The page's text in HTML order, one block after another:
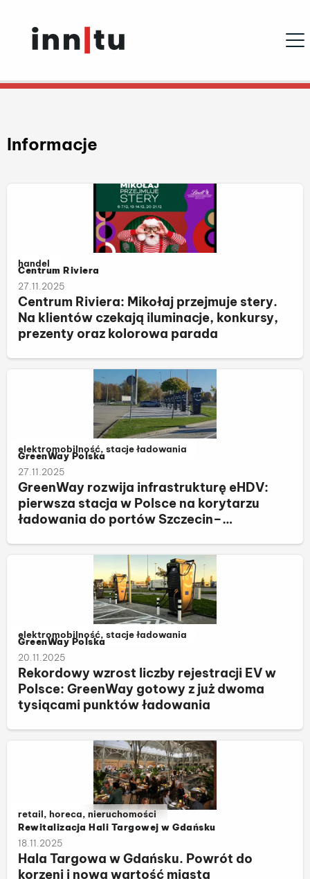
Informacje
Należy do kategorii:
handel
Centrum Riviera
27.11.2025
Centrum Riviera: Mikołaj przejmuje stery.
Na klientów czekają iluminacje, konkursy,
prezenty oraz kolorowa parada
Należy do kategorii:
elektromobilność, stacje ładowania
GreenWay Polska
27.11.2025
GreenWay rozwija infrastrukturę eHDV:
pierwsza stacja w Polsce na korytarzu
ładowania do portów Szczecin–
Należy do kategorii:
elektromobilność, stacje ładowania
GreenWay Polska
20.11.2025
Rekordowy wzrost liczby rejestracji EV w
Polsce: GreenWay gotowy z już dwoma
tysiącami punktów ładowania
Należy do kategorii:
retail, horeca, nieruchomości
Rewitalizacja Hali Targowej w Gdańsku
18.11.2025
Hala Targowa w Gdańsku. Powrót do
korzeni i nowa wartość miasta